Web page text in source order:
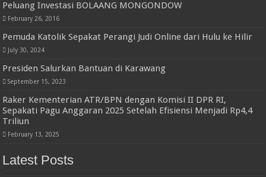
Peluang Investasi BOLAANG MONGONDOW
February 26, 2016
Pemuda Katolik Sepakat Perangi Judi Online dari Hulu ke Hilir
July 30, 2024
Presiden Salurkan Bantuan di Karawang
September 15, 2023
Raker Kementerian ATR/BPN dengan Komisi II DPR RI,
Sepakati Pagu Anggaran 2025 Setelah Efisiensi Menjadi Rp4,4
Triliun
February 13, 2025
Latest Posts